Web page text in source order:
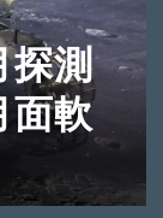
探測
面軟